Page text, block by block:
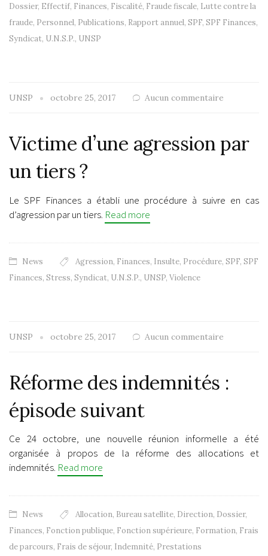
Dossier, Effectif, Finances, Fiscalité, Fraude fiscale, Lutte contre la
fraude, Personnel, Publications, Rapport annuel, SPF, SPF Finances,
Syndicat, U.N.S.P., UNSP
UNSP octobre 25, 2017 Aucun commentaire
Victime d’une agression par
un tiers ?
Le SPF Finances a établi une procédure à suivre en cas
d’agression par un tiers. Read more
News Agression, Finances, Insulte, Procédure, SPF, SPF
Finances, Stress, Syndicat, U.N.S.P., UNSP, Violence
UNSP octobre 25, 2017 Aucun commentaire
Réforme des indemnités :
épisode suivant
Ce 24 octobre, une nouvelle réunion informelle a été
organisée à propos de la réforme des allocations et
indemnités. Read more
News Allocation, Bureau satellite, Direction, Dossier,
Finances, Fonction publique, Fonction supérieure, Formation, Frais
de parcours, Frais de séjour, Indemnité, Prestations